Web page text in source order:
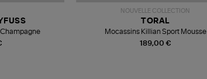
NOUVELLE COLLECTION
189,00 €
TORAL
Mocassins Killian Sport Mousse